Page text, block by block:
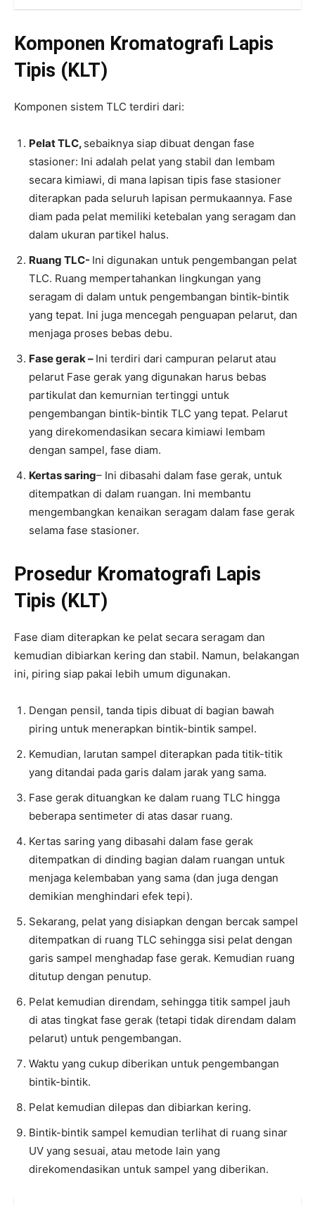
Komponen Kromatografi Lapis
Tipis (KLT)
Komponen sistem TLC terdiri dari:
Pelat TLC, sebaiknya siap dibuat dengan fase
stasioner: Ini adalah pelat yang stabil dan lembam
secara kimiawi, di mana lapisan tipis fase stasioner
diterapkan pada seluruh lapisan permukaannya. Fase
diam pada pelat memiliki ketebalan yang seragam dan
dalam ukuran partikel halus.
Ruang TLC- Ini digunakan untuk pengembangan pelat
TLC. Ruang mempertahankan lingkungan yang
seragam di dalam untuk pengembangan bintik-bintik
yang tepat. Ini juga mencegah penguapan pelarut, dan
menjaga proses bebas debu.
Fase gerak – Ini terdiri dari campuran pelarut atau
pelarut Fase gerak yang digunakan harus bebas
partikulat dan kemurnian tertinggi untuk
pengembangan bintik-bintik TLC yang tepat. Pelarut
yang direkomendasikan secara kimiawi lembam
dengan sampel, fase diam.
Kertas saring– Ini dibasahi dalam fase gerak, untuk
ditempatkan di dalam ruangan. Ini membantu
mengembangkan kenaikan seragam dalam fase gerak
selama fase stasioner.
Prosedur Kromatografi Lapis
Tipis (KLT)
Fase diam diterapkan ke pelat secara seragam dan
kemudian dibiarkan kering dan stabil. Namun, belakangan
ini, piring siap pakai lebih umum digunakan.
Dengan pensil, tanda tipis dibuat di bagian bawah
piring untuk menerapkan bintik-bintik sampel.
Kemudian, larutan sampel diterapkan pada titik-titik
yang ditandai pada garis dalam jarak yang sama.
Fase gerak dituangkan ke dalam ruang TLC hingga
beberapa sentimeter di atas dasar ruang.
Kertas saring yang dibasahi dalam fase gerak
ditempatkan di dinding bagian dalam ruangan untuk
menjaga kelembaban yang sama (dan juga dengan
demikian menghindari efek tepi).
Sekarang, pelat yang disiapkan dengan bercak sampel
ditempatkan di ruang TLC sehingga sisi pelat dengan
garis sampel menghadap fase gerak. Kemudian ruang
ditutup dengan penutup.
Pelat kemudian direndam, sehingga titik sampel jauh
di atas tingkat fase gerak (tetapi tidak direndam dalam
pelarut) untuk pengembangan.
Waktu yang cukup diberikan untuk pengembangan
bintik-bintik.
Pelat kemudian dilepas dan dibiarkan kering.
Bintik-bintik sampel kemudian terlihat di ruang sinar
UV yang sesuai, atau metode lain yang
direkomendasikan untuk sampel yang diberikan.